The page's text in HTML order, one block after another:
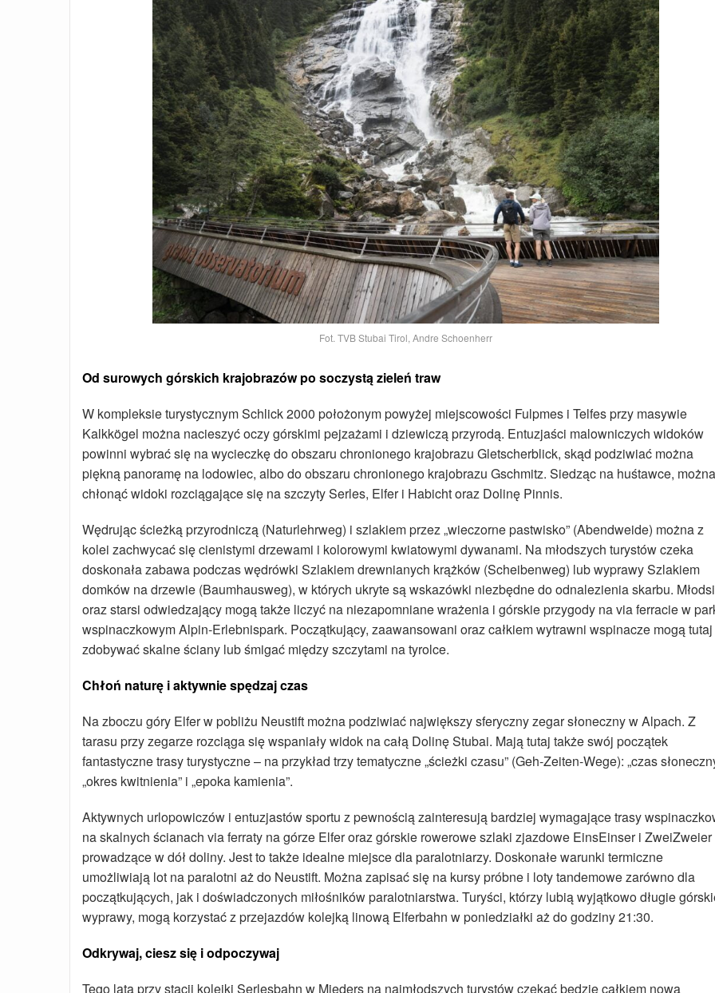
Fot. TVB Stubai Tirol, Andre Schoenherr
Od surowych górskich krajobrazów po soczystą zieleń traw
W kompleksie turystycznym Schlick 2000 położonym powyżej miejscowości Fulpmes i Telfes przy masywie
Kalkkögel można nacieszyć oczy górskimi pejzażami i dziewiczą przyrodą. Entuzjaści malowniczych widoków
powinni wybrać się na wycieczkę do obszaru chronionego krajobrazu Gletscherblick, skąd podziwiać można
piękną panoramę na lodowiec, albo do obszaru chronionego krajobrazu Gschmitz. Siedząc na huśtawce, można
chłonąć widoki rozciągające się na szczyty Serles, Elfer i Habicht oraz Dolinę Pinnis.
Wędrując ścieżką przyrodniczą (Naturlehrweg) i szlakiem przez „wieczorne pastwisko” (Abendweide) można z
kolei zachwycać się cienistymi drzewami i kolorowymi kwiatowymi dywanami. Na młodszych turystów czeka
doskonała zabawa podczas wędrówki Szlakiem drewnianych krążków (Scheibenweg) lub wyprawy Szlakiem
domków na drzewie (Baumhausweg), w których ukryte są wskazówki niezbędne do odnalezienia skarbu. Młodsi
oraz starsi odwiedzający mogą także liczyć na niezapomniane wrażenia i górskie przygody na via ferracie w
wspinaczkowym Alpin-Erlebnispark. Początkujący, zaawansowani oraz całkiem wytrawni wspinacze mogą tutaj
zdobywać skalne ściany lub śmigać między szczytami na tyrolce.
Chłoń naturę i aktywnie spędzaj czas
Na zboczu góry Elfer w pobliżu Neustift można podziwiać największy sferyczny zegar słoneczny w Alpach. Z
tarasu przy zegarze rozciąga się wspaniały widok na całą Dolinę Stubai. Mają tutaj także swój początek
fantastyczne trasy turystyczne – na przykład trzy tematyczne „ścieżki czasu” (Geh-Zeiten-Wege): „czas
„okres kwitnienia” i „epoka kamienia”.
Aktywnych urlopowiczów i entuzjastów sportu z pewnością zainteresują bardziej wymagające trasy
na skalnych ścianach via ferraty na górze Elfer oraz górskie rowerowe szlaki zjazdowe EinsEinser i ZweiZweier
prowadzące w dół doliny. Jest to także idealne miejsce dla paralotniarzy. Doskonałe warunki termiczne
umożliwiają lot na paralotni aż do Neustift. Można zapisać się na kursy próbne i loty tandemowe zarówno dla
początkujących, jak i doświadczonych miłośników paralotniarstwa. Turyści, którzy lubią wyjątkowo długie
wyprawy, mogą korzystać z przejazdów kolejką linową Elferbahn w poniedziałki aż do godziny 21:30.
Odkrywaj, ciesz się i odpoczywaj
Tego lata przy stacji kolejki Serlesbahn w Mieders na najmłodszych turystów czekać będzie całkiem nowa